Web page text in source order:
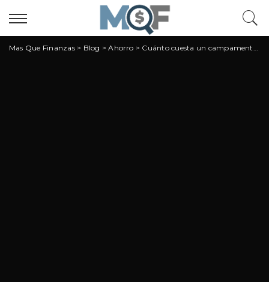
Mas Que Finanzas> Blog >Ahorro > Cuánto cuesta un campamento de verano: guía completa y comparador MQF